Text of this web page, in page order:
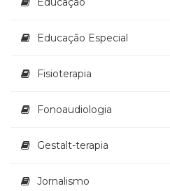
(23)
(8)
Públicas
Empresarial
Religião,
Educação Especial
Fisioterapia
Fonoaudiologia
Gestalt-terapia
Jornalismo